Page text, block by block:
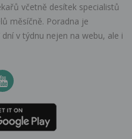
včetně desítek specialistů
měsíčně. Poradna je
v týdnu nejen na webu, ale i